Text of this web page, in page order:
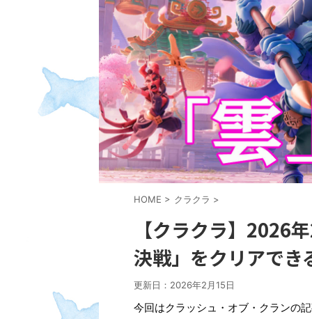
HOME > クラクラ >
【クラクラ】2026
決戦」をクリアでき
更新日： 2026年2月15日
今回はクラッシュ・オブ・クランの